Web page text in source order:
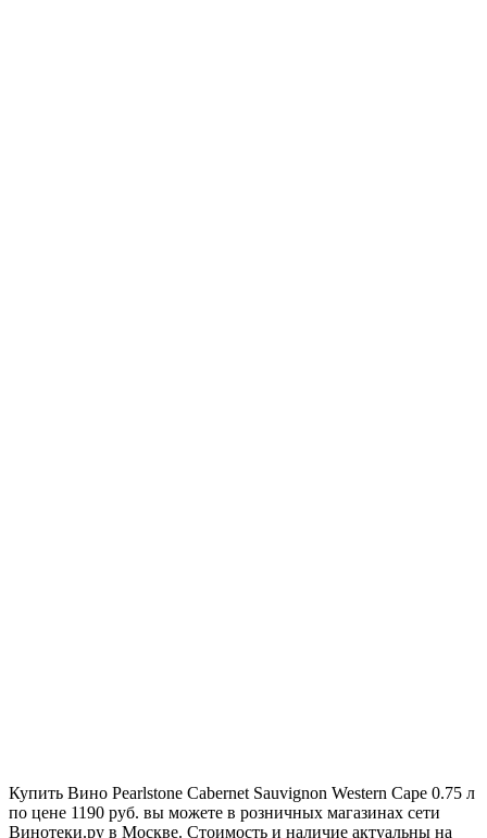
Купить Вино Pearlstone Cabernet Sauvignon Western Cape 0.75 л
по цене 1190 руб. вы можете в розничных магазинах сети
Винотеки.ру в Москве. Стоимость и наличие актуальны на